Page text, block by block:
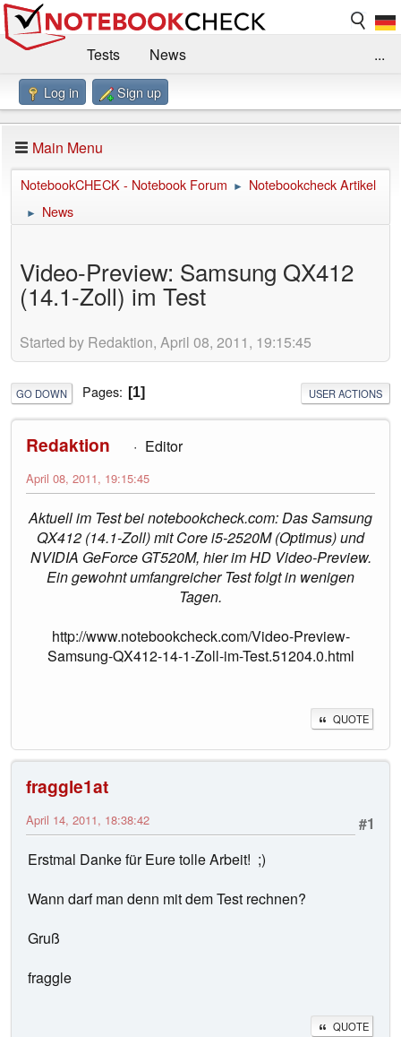
Tests
News
Benchmarks / Technik
Forum
Impressum
...
Log in Sign up
Main Menu
NotebookCHECK - Notebook Forum ► Notebookcheck Artikel
► News
Video-Preview: Samsung QX412
(14.1-Zoll) im Test
Started by Redaktion, April 08, 2011, 19:15:45
GO DOWN Pages 1 USER ACTIONS
Redaktion Editor
April 08, 2011, 19:15:45
Aktuell im Test bei notebookcheck.com: Das Samsung
QX412 (14.1-Zoll) mit Core i5-2520M (Optimus) und
NVIDIA GeForce GT520M, hier im HD Video-Preview.
Ein gewohnt umfangreicher Test folgt in wenigen
Tagen.
http://www.notebookcheck.com/Video-Preview-
Samsung-QX412-14-1-Zoll-im-Test.51204.0.html
QUOTE
fraggle1at
#1
April 14, 2011, 18:38:42
Erstmal Danke für Eure tolle Arbeit! ;)
Wann darf man denn mit dem Test rechnen?
Gruß
fraggle
QUOTE